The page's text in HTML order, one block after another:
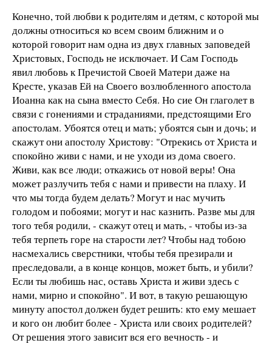
Конечно, той любви к родителям и детям, с которой мы
должны относиться ко всем своим ближним и о
которой говорит нам одна из двух главных заповедей
Христовых, Господь не исключает. И Сам Господь
явил любовь к Пречистой Своей Матери даже на
Кресте, указав Ей на Своего возлюбленного апостола
Иоанна как на сына вместо Себя. Но сие Он глаголет в
связи с гонениями и страданиями, предстоящими Его
апостолам. Убоятся отец и мать; убоятся сын и дочь; и
скажут они апостолу Христову: "Отрекись от Христа и
спокойно живи с нами, и не уходи из дома своего.
Живи, как все люди; откажись от новой веры! Она
может разлучить тебя с нами и привести на плаху. И
что мы тогда будем делать? Могут и нас мучить
голодом и побоями; могут и нас казнить. Разве мы для
того тебя родили, - скажут отец и мать, - чтобы из-за
тебя терпеть горе на старости лет? Чтобы над тобою
насмехались сверстники, чтобы тебя презирали и
преследовали, а в конце концов, может быть, и убили?
Если ты любишь нас, оставь Христа и живи здесь с
нами, мирно и спокойно". И вот, в такую решающую
минуту апостол должен будет решить: кто ему мешает
и кого он любит более - Христа или своих родителей?
От решения этого зависит вся его вечность - и